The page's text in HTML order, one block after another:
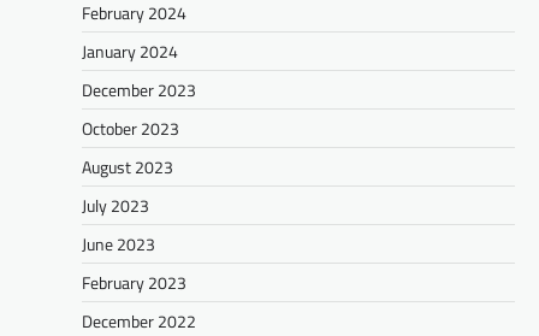
February 2024
January 2024
December 2023
October 2023
August 2023
July 2023
June 2023
February 2023
December 2022